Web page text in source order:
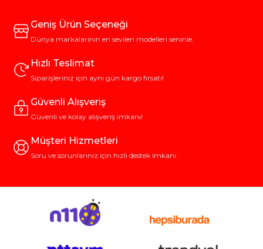
Geniş Ürün Seçeneği
Dünya markalarının en sevilen modelleri seninle.
Hızlı Teslimat
Siparişleriniz için aynı gün kargo fırsatı!
Güvenli Alışveriş
Güvenli ve kolay alışveriş imkanı!
Müşteri Hizmetleri
Soru ve sorunlarınız için hızlı destek imkanı.